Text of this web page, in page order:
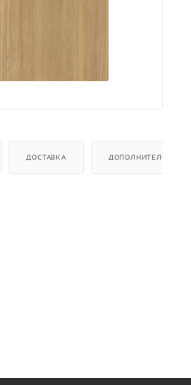
ДОСТАВКА ДОПОЛНИТЕЛЬНО